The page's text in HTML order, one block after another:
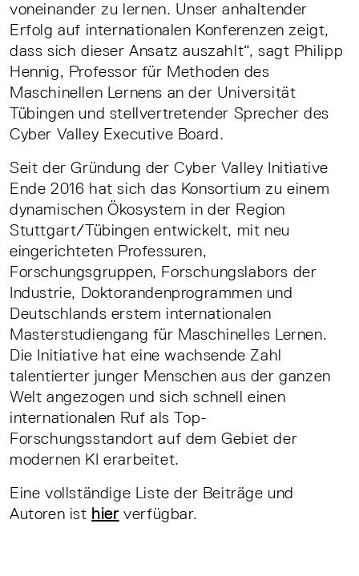
voneinander zu lernen. Unser anhaltender
Erfolg auf internationalen Konferenzen zeigt,
dass sich dieser Ansatz auszahlt“, sagt Philipp
Hennig, Professor für Methoden des
Maschinellen Lernens an der Universität
Tübingen und stellvertretender Sprecher des
Cyber Valley Executive Board.
Seit der Gründung der Cyber Valley Initiative
Ende 2016 hat sich das Konsortium zu einem
dynamischen Ökosystem in der Region
Stuttgart/Tübingen entwickelt, mit neu
eingerichteten Professuren,
Forschungsgruppen, Forschungslabors der
Industrie, Doktorandenprogrammen und
Deutschlands erstem internationalen
Masterstudiengang für Maschinelles Lernen.
Die Initiative hat eine wachsende Zahl
talentierter junger Menschen aus der ganzen
Welt angezogen und sich schnell einen
internationalen Ruf als Top-
Forschungsstandort auf dem Gebiet der
modernen KI erarbeitet.
Eine vollständige Liste der Beiträge und
Autoren ist hierverfügbar.